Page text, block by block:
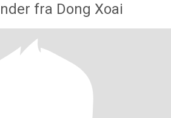
fra Dong Xoai